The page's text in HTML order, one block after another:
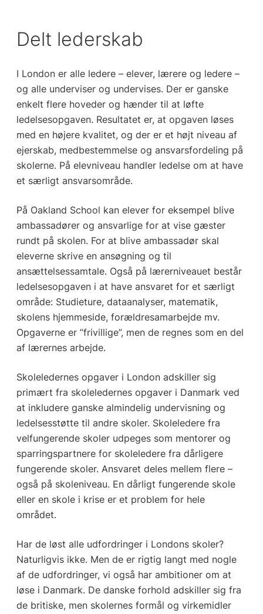
Delt lederskab
I London er alle ledere – elever, lærere og ledere –
og alle underviser og undervises. Der er ganske
enkelt flere hoveder og hænder til at løfte
ledelsesopgaven. Resultatet er, at opgaven løses
med en højere kvalitet, og der er et højt niveau af
ejerskab, medbestemmelse og ansvarsfordeling på
skolerne. På elevniveau handler ledelse om at have
et særligt ansvarsområde.
På Oakland School kan elever for eksempel blive
ambassadører og ansvarlige for at vise gæster
rundt på skolen. For at blive ambassadør skal
eleverne skrive en ansøgning og til
ansættelsessamtale. Også på lærerniveauet består
ledelsesopgaven i at have ansvaret for et særligt
område: Studieture, dataanalyser, matematik,
skolens hjemmeside, forældresamarbejde mv.
Opgaverne er ”frivillige”, men de regnes som en del
af lærernes arbejde.
Skoleledernes opgaver i London adskiller sig
primært fra skoleledernes opgaver i Danmark ved
at inkludere ganske almindelig undervisning og
ledelsesstøtte til andre skoler. Skoleledere fra
velfungerende skoler udpeges som mentorer og
sparringspartnere for skoleledere fra dårligere
fungerende skoler. Ansvaret deles mellem flere –
også på skoleniveau. En dårligt fungerende skole
eller en skole i krise er et problem for hele
området.
Har de løst alle udfordringer i Londons skoler?
Naturligvis ikke. Men de er rigtig langt med nogle
af de udfordringer, vi også har ambitioner om at
løse i Danmark. De danske forhold adskiller sig fra
de britiske, men skolernes formål og virkemidler